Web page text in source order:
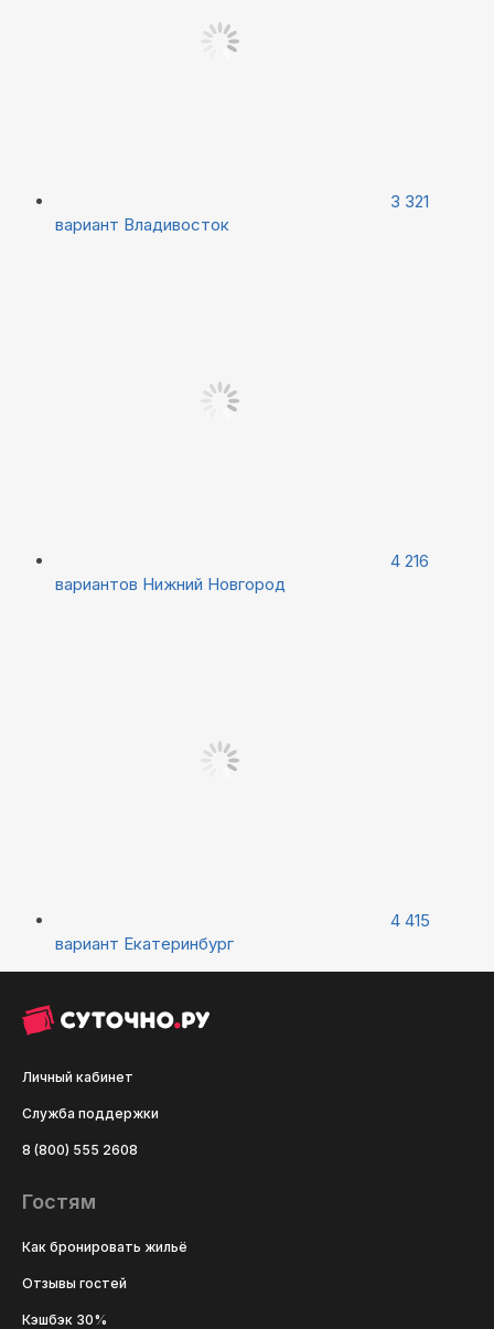
3 321
вариант Владивосток
4 216
вариантов Нижний Новгород
4 415
вариант Екатеринбург
Личный кабинет
Служба поддержки
8 (800) 555 2608
Гостям
Как бронировать жильё
Отзывы гостей
Кэшбэк 30%